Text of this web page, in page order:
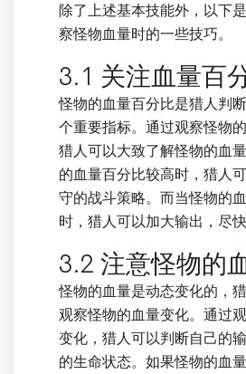
除了上述基本技能外，以下
察怪物血量时的一些技巧。
3.1 关注血量百
怪物的血量百分比是猎人判
个重要指标。通过观察怪物
猎人可以大致了解怪物的血
的血量百分比较高时，猎人
守的战斗策略。而当怪物的
时，猎人可以加大输出，尽快
3.2 注意怪物的
怪物的血量是动态变化的，
观察怪物的血量变化。通过
变化，猎人可以判断自己的
的生命状态。如果怪物的血